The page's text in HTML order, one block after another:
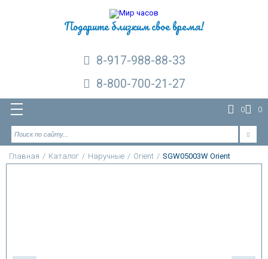
Подарите близким свое время!
8-917-988-88-33
8-800-700-21-27
0 0
Главная / Каталог / Наручные / Orient / SGW05003W Orient